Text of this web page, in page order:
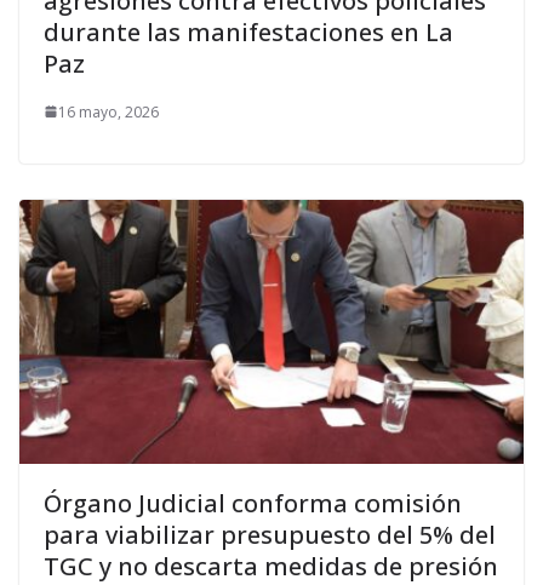
durante las manifestaciones en La
Paz
16 mayo, 2026
Órgano Judicial conforma comisión
para viabilizar presupuesto del 5% del
TGC y no descarta medidas de presión